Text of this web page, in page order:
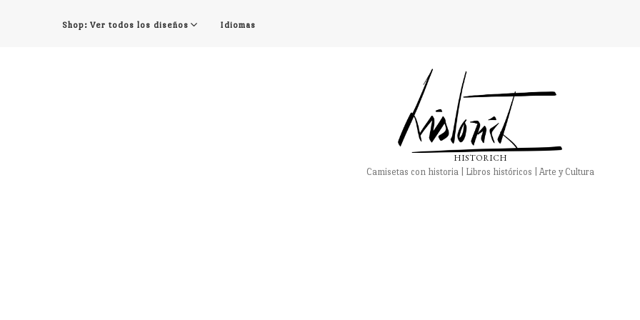
Shop: Ver todos los diseños Idiomas
HISTORICH
Camisetas con historia | Libros históricos | Arte y Cultura